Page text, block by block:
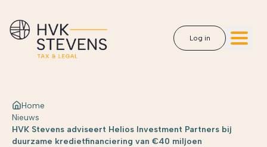
Log in
Home
Nieuws
HVK Stevens adviseert Helios Investment Partners bij
duurzame kredietfinanciering van €40 miljoen